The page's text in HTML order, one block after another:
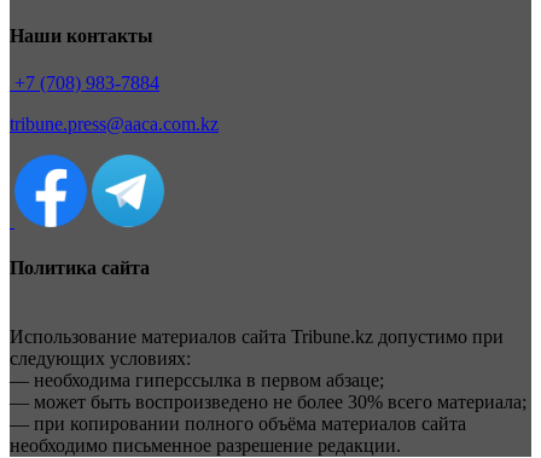
Наши контакты
+7 (708) 983-7884
tribune.press@aaca.com.kz
Политика сайта
Использование материалов сайта Tribune.kz допустимо при
следующих условиях:
— необходима гиперссылка в первом абзаце;
— может быть воспроизведено не более 30% всего материала;
— при копировании полного объёма материалов сайта
необходимо письменное разрешение редакции.